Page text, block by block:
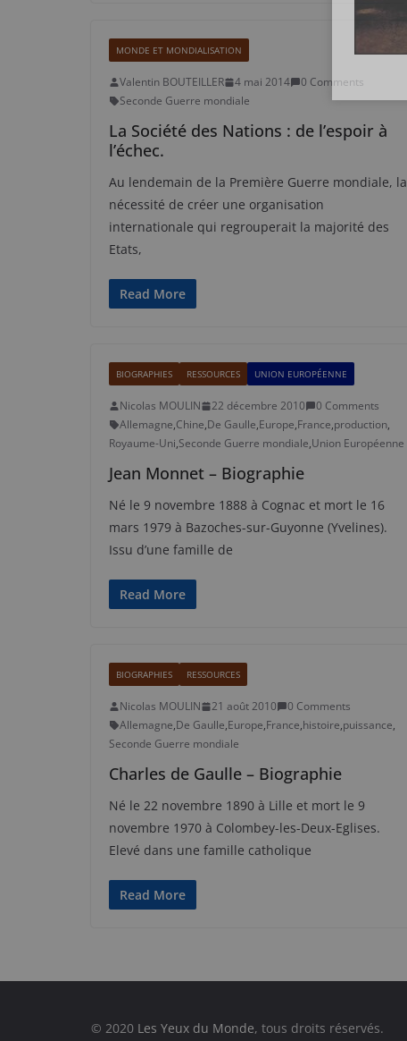
MONDE ET MONDIALISATION
Valentin BOUTEILLER 4 mai 2014
0 Comments
Seconde Guerre mondiale
La Société des Nations : de l’espoir à
l’échec.
Au lendemain de la Première Guerre mondiale, la
nécessité de créer une organisation
internationale qui regrouperait la majorité des
Etats,
Read More
BIOGRAPHIES RESSOURCES UNION EUROPÉENNE
Nicolas MOULIN 22 décembre 2010
0 Comments
Allemagne,Chine,De Gaulle,Europe,France,production,
Royaume-Uni,Seconde Guerre mondiale,Union Européenne
Jean Monnet – Biographie
Né le 9 novembre 1888 à Cognac et mort le 16
mars 1979 à Bazoches-sur-Guyonne (Yvelines).
Issu d’une famille de
Read More
BIOGRAPHIES RESSOURCES
Nicolas MOULIN 21 août 2010
0 Comments
Allemagne,De Gaulle,Europe,France,histoire,puissance,
Seconde Guerre mondiale
Charles de Gaulle – Biographie
Né le 22 novembre 1890 à Lille et mort le 9
novembre 1970 à Colombey-les-Deux-Eglises.
Elevé dans une famille catholique
Read More
© 2020 Les Yeux du Monde, tous droits réservés.